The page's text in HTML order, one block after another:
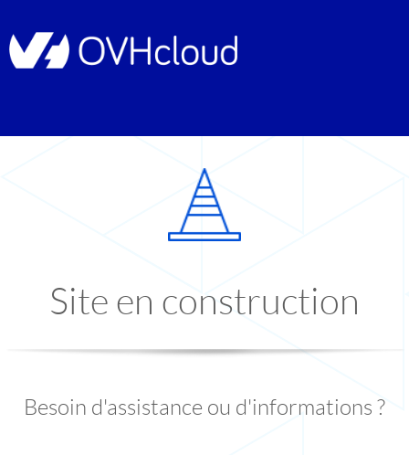
Site en construction
Besoin d'assistance ou d'informations ?